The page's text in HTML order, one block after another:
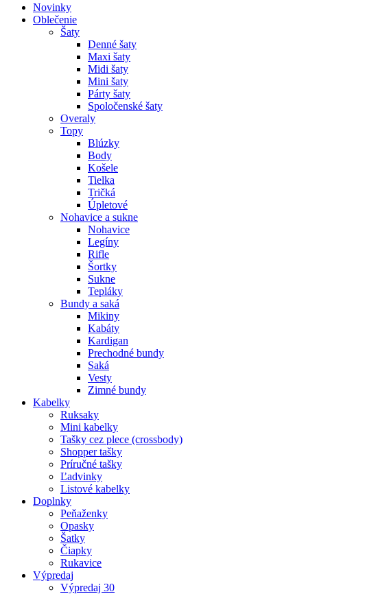
Novinky
Oblečenie
Šaty
Denné šaty
Maxi šaty
Midi šaty
Mini šaty
Párty šaty
Spoločenské šaty
Overaly
Topy
Blúzky
Body
Košele
Tielka
Tričká
Úpletové
Nohavice a sukne
Nohavice
Legíny
Rifle
Šortky
Sukne
Tepláky
Bundy a saká
Mikiny
Kabáty
Kardigan
Prechodné bundy
Saká
Vesty
Zimné bundy
Kabelky
Ruksaky
Mini kabelky
Tašky cez plece (crossbody)
Shopper tašky
Príručné tašky
Ľadvinky
Listové kabelky
Doplnky
Peňaženky
Opasky
Šatky
Čiapky
Rukavice
Výpredaj
Výpredaj 30